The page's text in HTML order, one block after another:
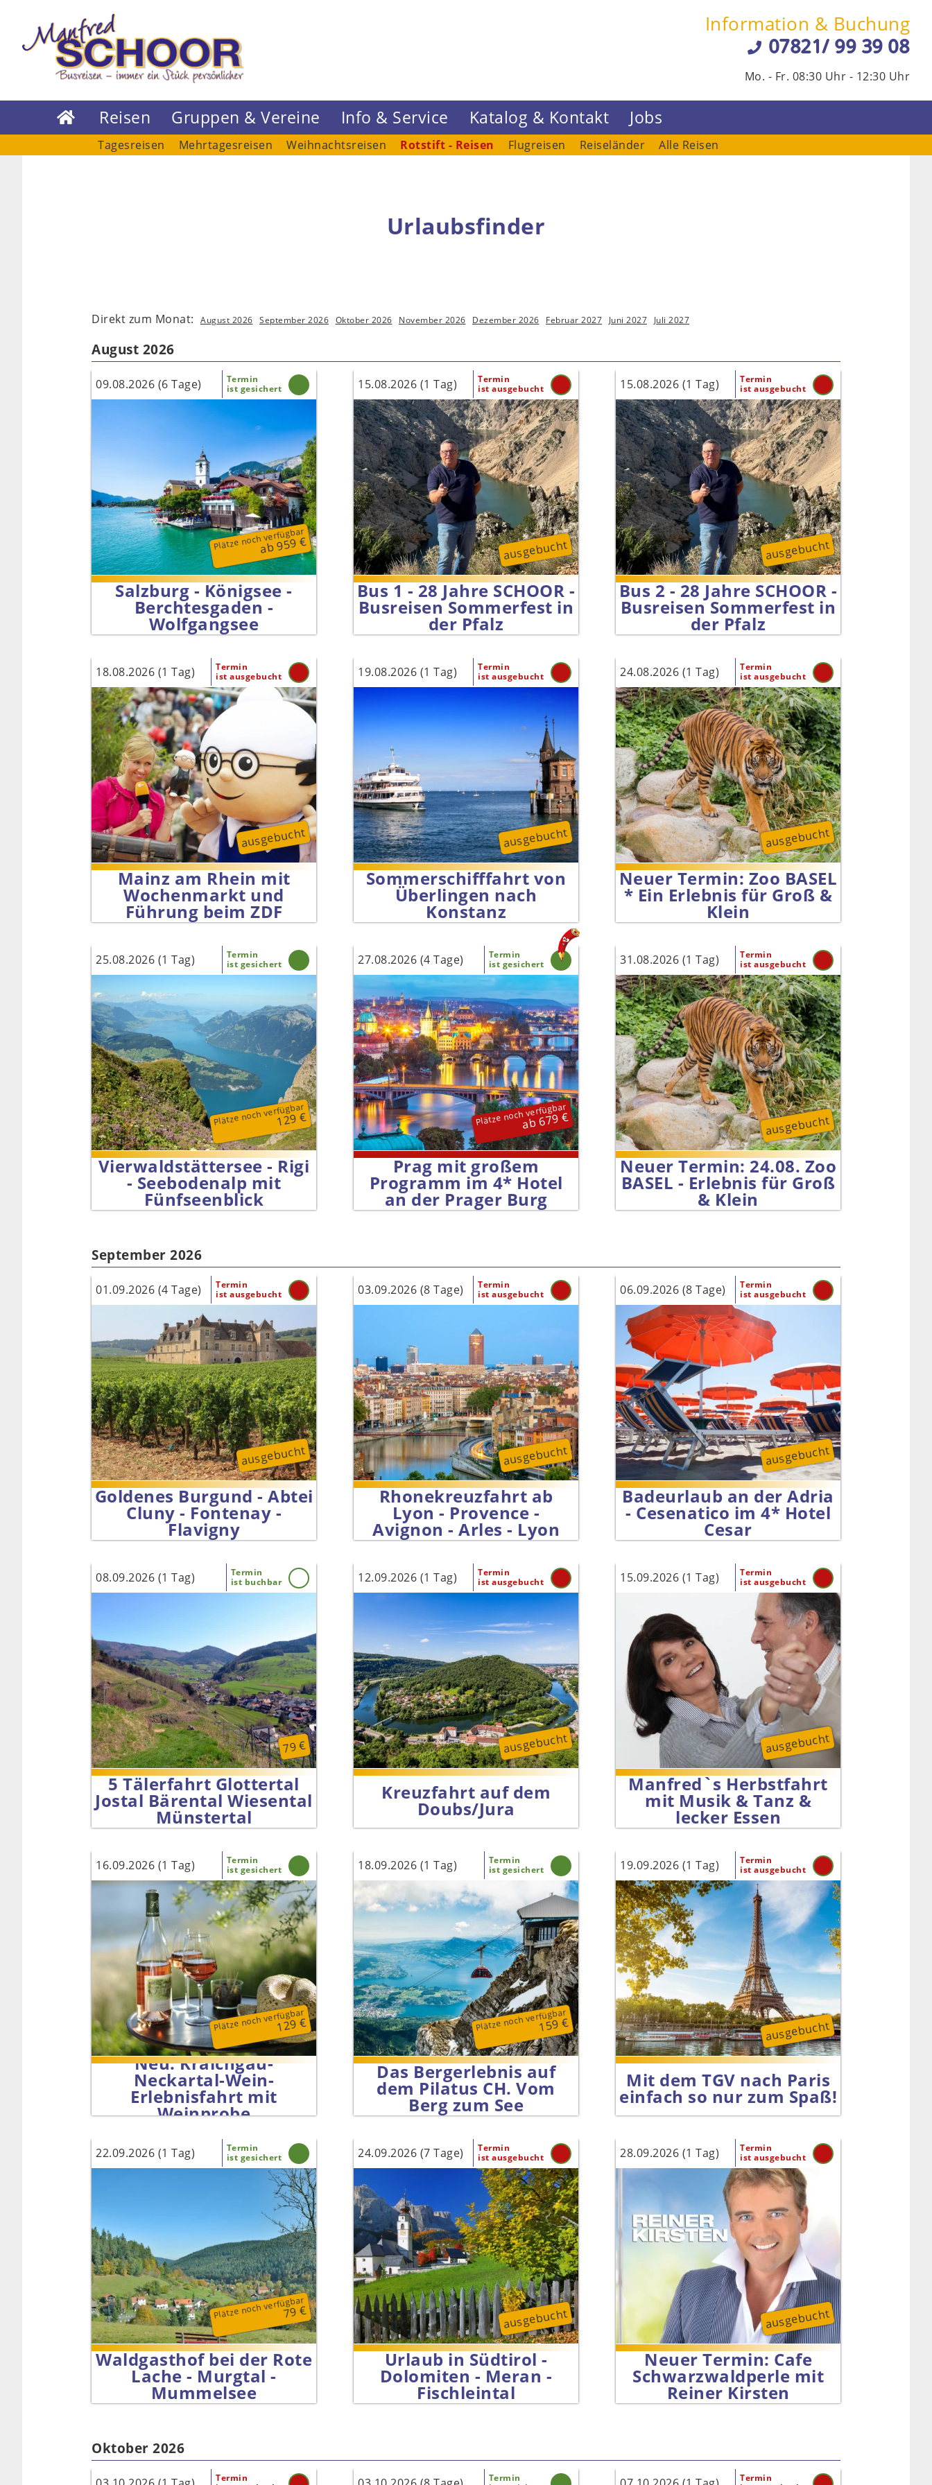
Information & Buchung
07821/ 99 39 08
Mo. - Fr. 08:30 Uhr - 12:30 Uhr
 Reisen Gruppen & Vereine Info & Service Katalog & Kontakt Jobs
Tagesreisen Mehrtagesreisen Weihnachtsreisen Rotstift - Reisen Flugreisen Reiseländer Alle Reisen
Urlaubsfinder
Direkt zum Monat: August 2026 September 2026 Oktober 2026 November 2026 Dezember 2026 Februar 2027 Juni 2027 Juli 2027
August 2026
09.08.2026 (6 Tage)
Termin
ist gesichert
Plätze noch verfügbar
ab 959 €
Salzburg - Königsee -
Berchtesgaden -
Wolfgangsee
15.08.2026 (1 Tag)
Termin
ist ausgebucht
ausgebucht
Bus 1 - 28 Jahre SCHOOR -
Busreisen Sommerfest in
der Pfalz
15.08.2026 (1 Tag)
Termin
ist ausgebucht
ausgebucht
Bus 2 - 28 Jahre SCHOOR -
Busreisen Sommerfest in
der Pfalz
18.08.2026 (1 Tag)
Termin
ist ausgebucht
ausgebucht
Mainz am Rhein mit
Wochenmarkt und
Führung beim ZDF
19.08.2026 (1 Tag)
Termin
ist ausgebucht
ausgebucht
Sommer­schifffahrt von
Überlingen nach
Konstanz
24.08.2026 (1 Tag)
Termin
ist ausgebucht
ausgebucht
Neuer Termin: Zoo BASEL
* Ein Erlebnis für Groß &
Klein
25.08.2026 (1 Tag)
Termin
ist gesichert
Plätze noch verfügbar
129 €
Vierwald­stättersee - Rigi
- Seebodenalp mit
Fünfseenblick
27.08.2026 (4 Tage)
Termin
ist gesichert
Plätze noch verfügbar
ab 679 €
Prag mit großem
Programm im 4* Hotel
an der Prager Burg
31.08.2026 (1 Tag)
Termin
ist ausgebucht
ausgebucht
Neuer Termin: 24.08. Zoo
BASEL - Erlebnis für Groß
& Klein
September 2026
01.09.2026 (4 Tage)
Termin
ist ausgebucht
ausgebucht
Goldenes Burgund - Abtei
Cluny - Fontenay -
Flavigny
03.09.2026 (8 Tage)
Termin
ist ausgebucht
ausgebucht
Rhonekreuzfahrt ab
Lyon - Provence -
Avignon - Arles - Lyon
06.09.2026 (8 Tage)
Termin
ist ausgebucht
ausgebucht
Badeurlaub an der Adria
- Cesenatico im 4* Hotel
Cesar
08.09.2026 (1 Tag)
Termin
ist buchbar
79 €
5 Tälerfahrt Glottertal
Jostal Bärental Wiesental
Münstertal
12.09.2026 (1 Tag)
Termin
ist ausgebucht
ausgebucht
Kreuzfahrt auf dem
Doubs/Jura
15.09.2026 (1 Tag)
Termin
ist ausgebucht
ausgebucht
Manfred`s Herbstfahrt
mit Musik & Tanz &
lecker Essen
16.09.2026 (1 Tag)
Termin
ist gesichert
Plätze noch verfügbar
129 €
Neu: Kraichgau-
Neckartal-Wein-
Erlebnisfahrt mit
Weinprobe
18.09.2026 (1 Tag)
Termin
ist gesichert
Plätze noch verfügbar
159 €
Das Bergerlebnis auf
dem Pilatus CH. Vom
Berg zum See
19.09.2026 (1 Tag)
Termin
ist ausgebucht
ausgebucht
Mit dem TGV nach Paris
einfach so nur zum Spaß!
22.09.2026 (1 Tag)
Termin
ist gesichert
Plätze noch verfügbar
79 €
Waldgasthof bei der Rote
Lache - Murgtal -
Mummelsee
24.09.2026 (7 Tage)
Termin
ist ausgebucht
ausgebucht
Urlaub in Südtirol -
Dolomiten - Meran -
Fischleintal
28.09.2026 (1 Tag)
Termin
ist ausgebucht
ausgebucht
Neuer Termin: Cafe
Schwarz­waldperle mit
Reiner Kirsten
Oktober 2026
Termin
Termin
Termin